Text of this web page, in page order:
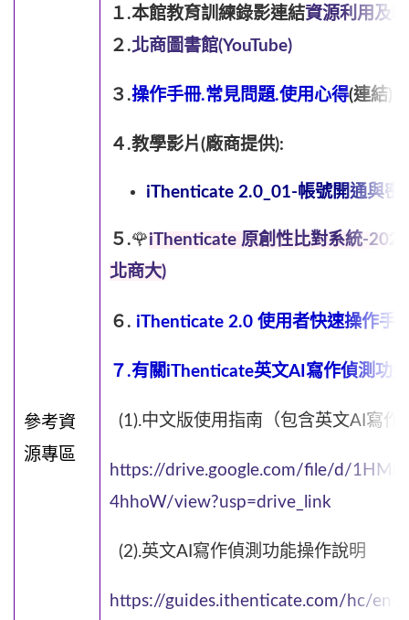
參考資
源專區
１.本館教育訓練錄影連結資源利用及
２.北商圖書館(YouTube)
３.操作手冊.常見問題.使用心得(連結)
４.教學影片(廠商提供):
iThenticate 2.0_01-帳號開通與密
５.🌹iThenticate 原創性比對系統-
北商大)
６. iThenticate 2.0 使用者快速操作手
７.有關iThenticate英文AI寫作偵測功
(1).中文版使用指南（包含英文AI寫作
https://drive.google.com/file/d/
4hhoW/view?usp=drive_link
(2).英文AI寫作偵測功能操作說明
https://guides.ithenticate.com/hc/en-